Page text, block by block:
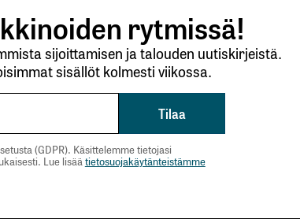
rytmissä!
sijoittamisen ja talouden uutiskirjeistä.
sisällöt kolmesti viikossa.
(GDPR). Käsittelemme tietojasi
Lue lisäätietosuojakäytänteistämme